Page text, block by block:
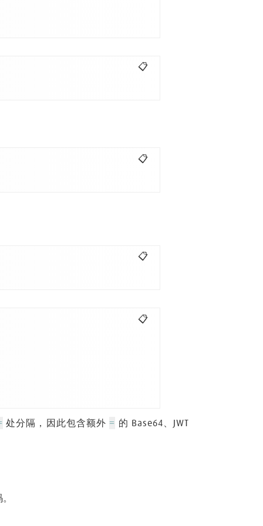
📋
📋
📋
📋
处分隔，因此包含额外= 的 Base64、JWT